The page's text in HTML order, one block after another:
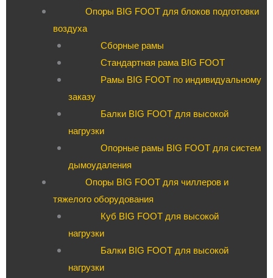
Опоры BIG FOOT для блоков подготовки
воздуха
Сборные рамы
Стандартная рама BIG FOOT
Рамы BIG FOOT по индивидуальному
заказу
Балки BIG FOOT для высокой
нагрузки
Опорные рамы BIG FOOT для систем
дымоудаления
Опоры BIG FOOT для чиллеров и
тяжелого оборудования
Куб BIG FOOT для высокой
нагрузки
Балки BIG FOOT для высокой
нагрузки